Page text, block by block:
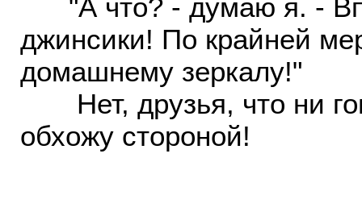
"А что? - думаю я. -
джинсики! По крайней
домашнему зеркалу!"
Нет, друзья, что ни
обхожу стороной!